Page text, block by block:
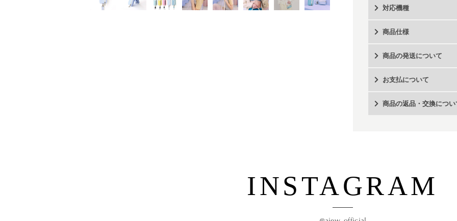
対応機種
商品仕様
商品の発送について
お支払について
商品の返品・交換につい
INSTAGRAM